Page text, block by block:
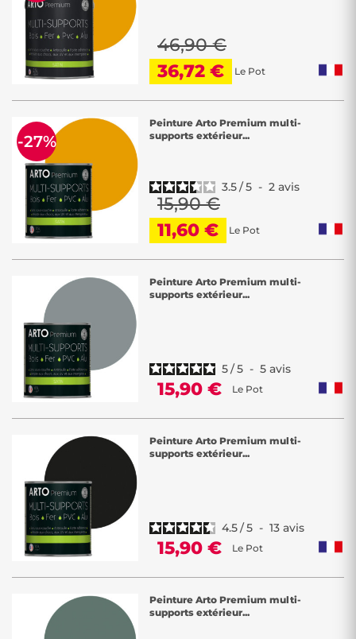
46,90 €
36,72 €
Le Pot
Peinture Arto Premium multi-
supports extérieur...
3.5/5 - 2 avis
15,90 €
11,60 €
Le Pot
-27%
Peinture Arto Premium multi-
supports extérieur...
5/5 - 5 avis
15,90 € Le Pot
Peinture Arto Premium multi-
supports extérieur...
4.5/5 - 13 avis
15,90 € Le Pot
Peinture Arto Premium multi-
supports extérieur...